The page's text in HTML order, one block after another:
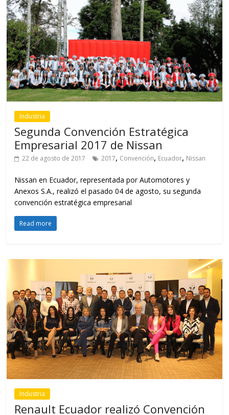
Industria
Segunda Convención Estratégica
Empresarial 2017 de Nissan
22 de agosto de 2017 2017, Convención, Ecuador, Nissan
Nissan en Ecuador, representada por Automotores y
Anexos S.A., realizó el pasado 04 de agosto, su segunda
convención estratégica empresarial
Read more
Industria
Renault Ecuador realizó Convención